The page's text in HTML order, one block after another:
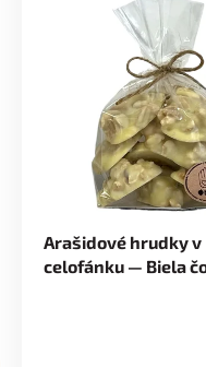
Arašidové hrudky v
celofánku — Biela